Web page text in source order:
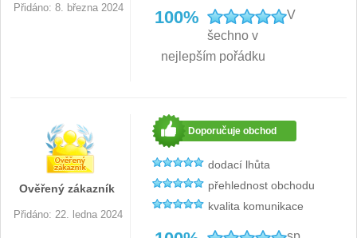
Přidáno: 8. března 2024 100%
V
šechno v
nejlepším pořádku
Ověřený zákazník
Přidáno: 22. ledna 2024
Doporučuje obchod
dodací lhůta
přehlednost obchodu
kvalita komunikace